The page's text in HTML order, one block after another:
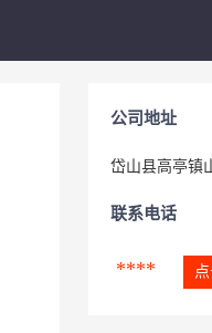
公司地址
岱山县高亭镇
联系电话
****